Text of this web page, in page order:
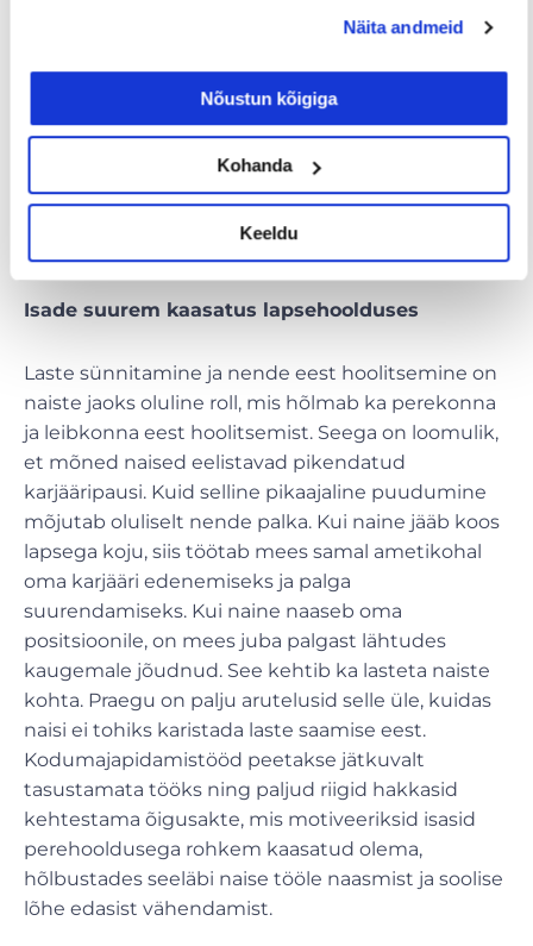
Näita andmeid
Nõustun kõigiga
Kohanda
Keeldu
kümnendik naisi töötab osalise tööajaga. Paindlik
tööaeg aitab naistel jääda tööturule ja saavutada
rahaline sõltumatus. Siinkohal peame lisama, et
ainult vähesed naised suudavad saavutada
mõistliku karjääri ja palgaarengu, kui nad töötavad
ainult osalise tööajaga. Järk-järguline üleminek
Isade suurem kaasatus lapsehoolduses
Laste sünnitamine ja nende eest hoolitsemine on
naiste jaoks oluline roll, mis hõlmab ka perekonna
ja leibkonna eest hoolitsemist. Seega on loomulik,
et mõned naised eelistavad pikendatud
karjääripausi. Kuid selline pikaajaline puudumine
mõjutab oluliselt nende palka. Kui naine jääb koos
lapsega koju, siis töötab mees samal ametikohal
oma karjääri edenemiseks ja palga
suurendamiseks. Kui naine naaseb oma
positsioonile, on mees juba palgast lähtudes
kaugemale jõudnud. See kehtib ka lasteta naiste
kohta. Praegu on palju arutelusid selle üle, kuidas
naisi ei tohiks karistada laste saamise eest.
Kodumajapidamistööd peetakse jätkuvalt
tasustamata tööks ning paljud riigid hakkasid
kehtestama õigusakte, mis motiveeriksid isasid
perehooldusega rohkem kaasatud olema,
hõlbustades seeläbi naise tööle naasmist ja soolise
lõhe edasist vähendamist.